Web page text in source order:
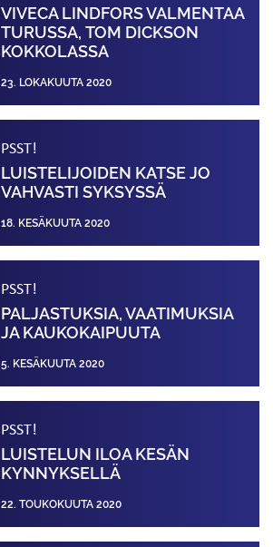
VIVECA LINDFORS VALMENTAA
TURUSSA, TOM DICKSON
KOKKOLASSA
23. LOKAKUUTA 2020
PSST!
LUISTELIJOIDEN KATSE JO
VAHVASTI SYKSYSSÄ
18. KESÄKUUTA 2020
PSST!
PALJASTUKSIA, VAATIMUKSIA
JA KAUKOKAIPUUTA
5. KESÄKUUTA 2020
PSST!
LUISTELUN ILOA KESÄN
KYNNYKSELLÄ
22. TOUKOKUUTA 2020